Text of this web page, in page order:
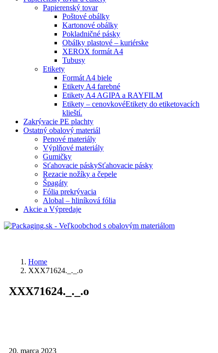
Papierenský tovar
Poštové obálky
Kartonové obálky
Pokladničné pásky
Obálky plastové – kuriérske
XEROX formát A4
Tubusy
Etikety
Formát A4 biele
Etikety A4 farebné
Etikety A4 AGIPA a RAYFILM
Etikety – cenovkovéEtikety do etiketovacích
klieští.
Zakrývacie PE plachty
Ostatný obalový materiál
Penové materiály
Výplňové materiály
Gumičky
Sťahovacie páskySťahovacie pásky
Rezacie nožíky a čepele
Špagáty
Fólia prekrývacia
Alobal – hliníková fólia
Akcie a Výpredaje
Home
XXX71624._._.o
XXX71624._._.o
20. marca 2023